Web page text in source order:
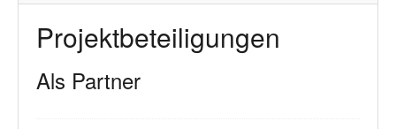
Projektbeteiligungen
Als Partner